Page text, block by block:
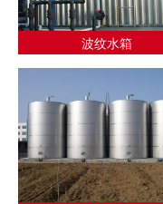
波纹水箱